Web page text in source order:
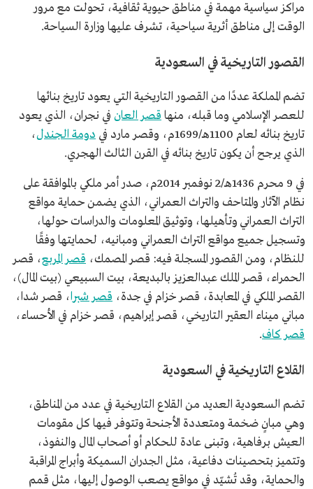
مراكز سياسية مهمة في مناطق حيوية ثقافية، تحولت مع مرور
الوقت إلى مناطق أثرية سياحية، تشرف عليها وزارة السياحة.
القصور التاريخية في السعودية
تضم المملكة عددًا من القصور التاريخية التي يعود تاريخ بنائها
للعصر الإسلامي وما قبله، منها قصر العان في نجران، الذي يعود
تاريخ بنائه لعام 1100هـ/1699م، وقصر مارد في
دومة الجندل،
الذي يرجح أن يكون تاريخ بنائه في القرن الثالث الهجري.
في 9 محرم 1436هـ/2 نوفمبر 2014م، صدر أمر ملكي بالموافقة على
نظام الآثار والمتاحف والتراث العمراني، الذي يضمن حماية مواقع
التراث العمراني وتأهيلها، وتوثيق المعلومات والدراسات حولها،
وتسجيل جميع مواقع التراث العمراني ومبانيه، لحمايتها وفقًا
للنظام، ومن القصور المسجلة فيه: قصر المصمك، قصر المربع، قصر
الحمراء، قصر الملك عبدالعزيز بالبديعة، بيت السبيعي (بيت المال)،
القصر الملكي في المعابدة، قصر خزام في جدة، قصر شبرا، قصر شدا،
مباني ميناء العقير التاريخي، قصر إبراهيم، قصر خزام في الأحساء،
قصر كاف.
القلاع التاريخية في السعودية
تضم السعودية العديد من القلاع التاريخية في عدد من المناطق،
وهي مبانٍ ضخمة ومتعددة الأجنحة وتتوفر فيها كل مقومات
العيش برفاهية، وتبنى عادة للحكام أو أصحاب المال والنفوذ،
وتتميز بتحصينات دفاعية، مثل الجدران السميكة وأبراج المراقبة
والحماية، وقد تُشيّد في مواقع يصعب الوصول إليها، مثل قمم